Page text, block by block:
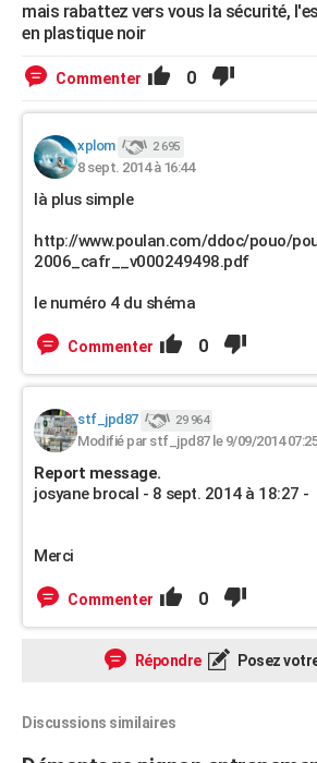
mais rabattez vers vous la sécurité,
en plastique noir
Commenter 0
xplom 2 695
8 sept. 2014 à 16:44
là plus simple
http://www.poulan.com/ddoc/pouo/
2006_cafr__v000249498.pdf
le numéro 4 du shéma
Commenter 0
stf_jpd87 29 964
Modifié par stf_jpd87 le 9/09/2014 07:25
Report message.
josyane brocal - 8 sept. 2014 à 18:27 -
Merci
Commenter 0
Répondre Posez
Discussions similaires